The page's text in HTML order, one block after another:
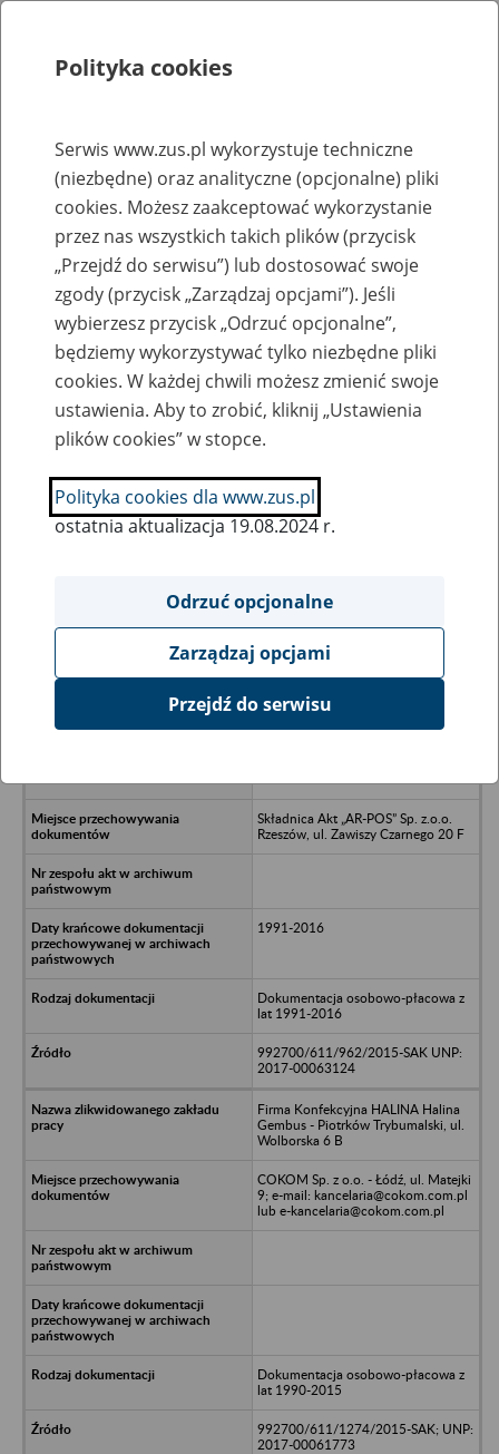
Rejestry, ewidencje i archiwa
Baza zlikwidowanych lub
przekształconych zakładów pracy
Nazwa zakładu pracy:
SZUKAJ
Ukryj wszystkie pozycje bazy
Piekarnia ZORZA s.c.M. Sobota, E.
Składnica Akt „AR-POS” Sp. z.o.o.
Rzeszów, ul. Zawiszy Czarnego 20 F
1991-2016
Dokumentacja osobowo-płacowa z
lat 1991-2016
992700/611/962/2015-SAK UNP:
2017-00063124
Firma Konfekcyjna HALINA Halina
Gembus - Piotrków Trybumalski, ul.
Wolborska 6 B
COKOM Sp. z o.o. - Łódź, ul. Matejki
9; e-mail: kancelaria@cokom.com.pl
lub e-kancelaria@cokom.com.pl
Dokumentacja osobowo-płacowa z
lat 1990-2015
992700/611/1274/2015-SAK; UNP:
2017-00061773
Polityka cookies
Serwis www.zus.pl wykorzystuje techniczne
(niezbędne) oraz analityczne (opcjonalne) pliki
cookies. Możesz zaakceptować wykorzystanie
przez nas wszystkich takich plików (przycisk
„Przejdź do serwisu”) lub dostosować swoje
zgody (przycisk „Zarządzaj opcjami”). Jeśli
wybierzesz przycisk „Odrzuć opcjonalne”,
będziemy wykorzystywać tylko niezbędne pliki
cookies. W każdej chwili możesz zmienić swoje
ustawienia. Aby to zrobić, kliknij „Ustawienia
plików cookies” w stopce.
Polityka cookies dla www.zus.pl
ostatnia aktualizacja 19.08.2024 r.
Odrzuć opcjonalne
Zarządzaj opcjami
Przejdź do serwisu